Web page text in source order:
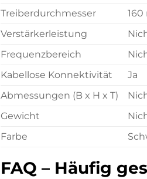
Treiberdurchmesser
Verstärkerleistung
Frequenzbereich
Kabellose Konnektivität
Ja
Abmessungen (B x H x T)
Gewicht
Farbe
FAQ – Häufig